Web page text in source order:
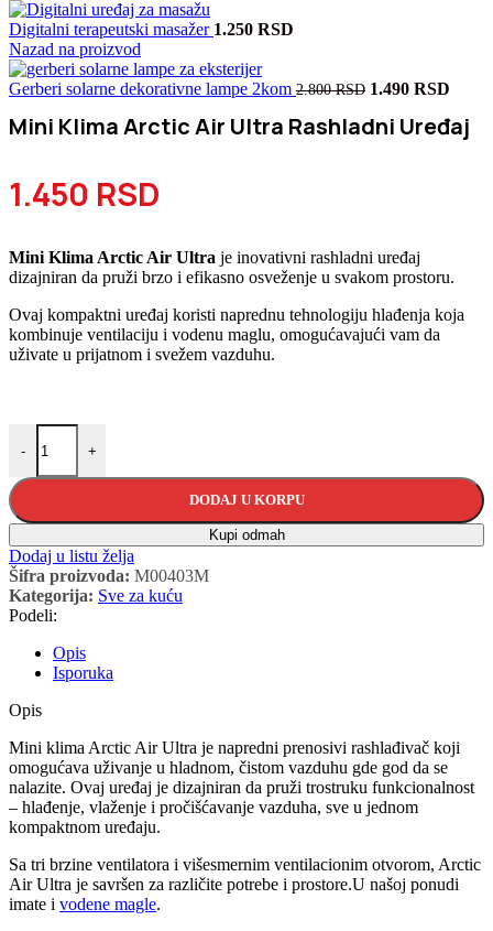
Digitalni terapeutski masažer 1.250 RSD
Nazad na proizvod
Gerberi solarne dekorativne lampe 2kom 2.800RSD Originalna
je
1.490 RSD
je:
Mini Klima Arctic Air Ultra Rashladni Uređaj
1.450 RSD
Mini Klima Arctic Air Ultra je inovativni rashladni uređaj
dizajniran da pruži brzo i efikasno osveženje u svakom prostoru.
Ovaj kompaktni uređaj koristi naprednu tehnologiju hlađenja koja
kombinuje ventilaciju i vodenu maglu, omogućavajući vam da
uživate u prijatnom i svežem vazduhu.
-
Mini Klima Arctic Air Ultra Rashladni Uređaj količina
+
DODAJ U KORPU
Kupi odmah
Dodaj u listu želja
Šifra proizvoda: M00403M
Kategorija: Sve za kuću
Podeli:
Opis
Isporuka
Opis
Mini klima Arctic Air Ultra je napredni prenosivi rashlađivač koji
omogućava uživanje u hladnom, čistom vazduhu gde god da se
nalazite. Ovaj uređaj je dizajniran da pruži trostruku funkcionalnost
– hlađenje, vlaženje i pročišćavanje vazduha, sve u jednom
kompaktnom uređaju.
Sa tri brzine ventilatora i višesmernim ventilacionim otvorom, Arctic
Air Ultra je savršen za različite potrebe i prostore.U našoj ponudi
imate i vodene magle.